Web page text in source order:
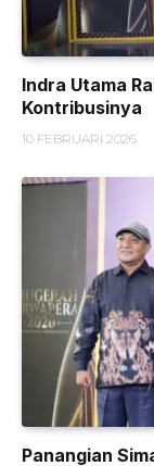
Indra Utama
Kontribusinya
10 FEBRUARI 2026
Panangian